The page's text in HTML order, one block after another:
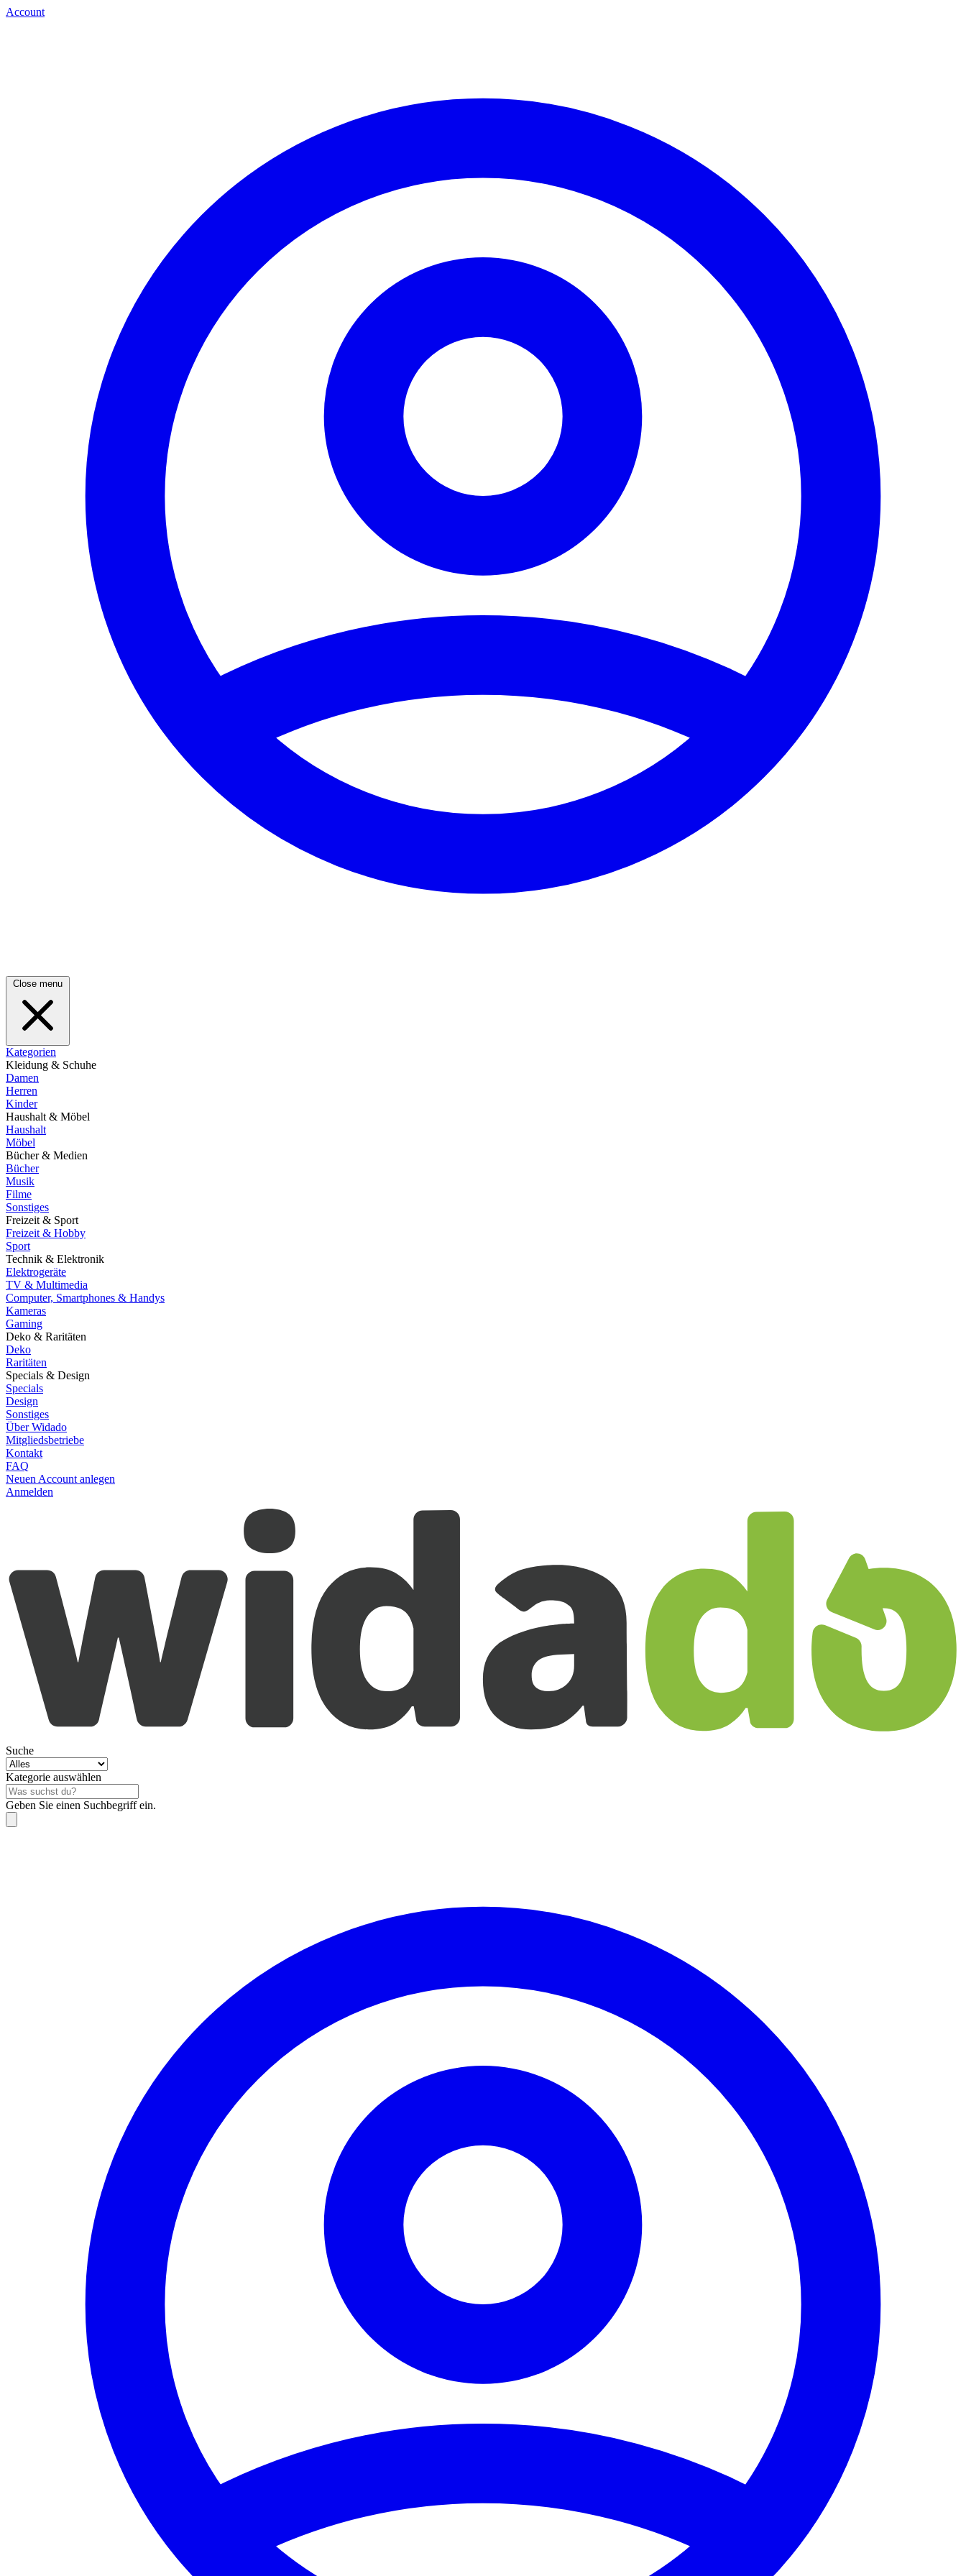
Account
Close menu
Kategorien
Kleidung & Schuhe
Damen
Herren
Kinder
Haushalt & Möbel
Haushalt
Möbel
Bücher & Medien
Bücher
Musik
Filme
Sonstiges
Freizeit & Sport
Freizeit & Hobby
Sport
Technik & Elektronik
Elektrogeräte
TV & Multimedia
Computer, Smartphones & Handys
Kameras
Gaming
Deko & Raritäten
Deko
Raritäten
Specials & Design
Specials
Design
Sonstiges
Über Widado
Mitgliedsbetriebe
Kontakt
FAQ
Neuen Account anlegen
Anmelden
Suche
Kategorie auswählen
Geben Sie einen Suchbegriff ein.